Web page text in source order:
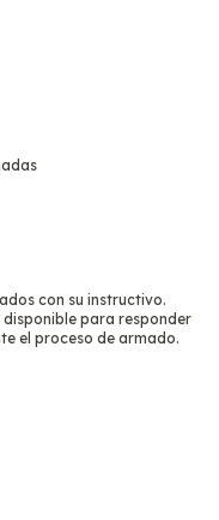
con su instructivo.
para responder
el proceso de armado.